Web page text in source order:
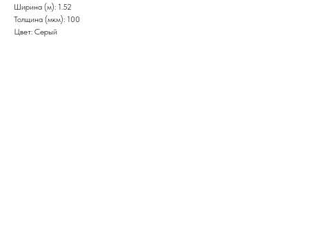
Ширина (м): 1.52
Толщина (мкм): 100
Цвет: Серый